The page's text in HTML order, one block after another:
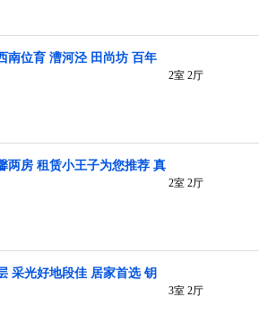
南位育 漕河泾 田尚坊 百年
2室 2厅
两房 租赁小王子为您推荐 真
2室 2厅
采光好地段佳 居家首选 钥
3室 2厅